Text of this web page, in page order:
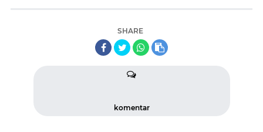
SHARE
komentar